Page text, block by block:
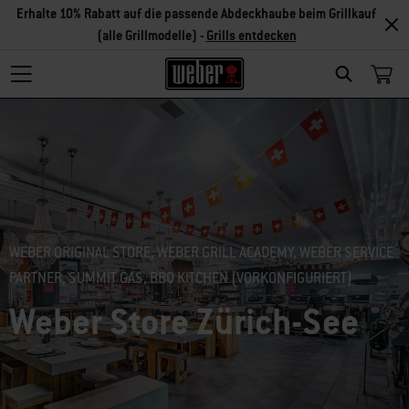
Search
Erhalte 10% Rabatt auf die passende Abdeckhaube beim Grillkauf
(alle Grillmodelle) - Grills entdecken
WEBER ORIGINAL STORE, WEBER GRILL ACADEMY, WEBER SERVICE
PARTNER, SUMMIT GAS, BBQ KITCHEN (VORKONFIGURIERT)
Weber Store Zürich-See